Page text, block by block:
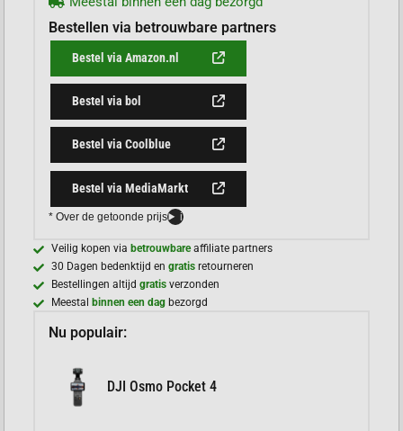
Bestellen via betrouwbare partners
Bestel via Amazon.nl
Bestel via bol
Bestel via Coolblue
Bestel via MediaMarkt
* Over de getoonde prijs i
Veilig kopen viabetrouwbareaffiliate partners
30 Dagen bedenktijd engratis retourneren
Bestellingen altijdgratisverzonden
Meestalbinnen een dag bezorgd
Nu populair:
DJI Osmo Pocket 4